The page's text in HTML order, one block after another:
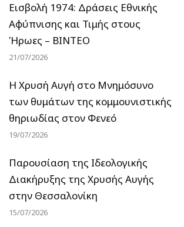
Εισβολή 1974: Δράσεις Εθνικής
Αφύπνισης και Τιμής στους
Ήρωες – ΒΙΝΤΕΟ
21/07/2026
Η Χρυσή Αυγή στο Μνημόσυνο
των θυμάτων της κομμουνιστικής
θηριωδίας στον Φενεό
19/07/2026
Παρουσίαση της Ιδεολογικής
Διακήρυξης της Χρυσής Αυγής
στην Θεσσαλονίκη
15/07/2026